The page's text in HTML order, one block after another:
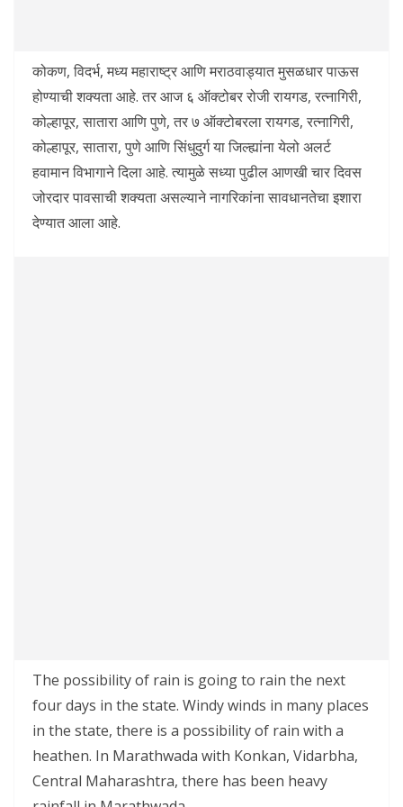
कोकण, विदर्भ, मध्य महाराष्ट्र आणि मराठवाड्यात मुसळधार पाऊस
होण्याची शक्यता आहे. तर आज ६ ऑक्टोबर रोजी रायगड, रत्नागिरी,
कोल्हापूर, सातारा आणि पुणे, तर ७ ऑक्टोबरला रायगड, रत्नागिरी,
कोल्हापूर, सातारा, पुणे आणि सिंधुदुर्ग या जिल्ह्यांना येलो अलर्ट
हवामान विभागाने दिला आहे. त्यामुळे सध्या पुढील आणखी चार दिवस
जोरदार पावसाची शक्यता असल्याने नागरिकांना सावधानतेचा इशारा
देण्यात आला आहे.
The possibility of rain is going to rain the next
four days in the state. Windy winds in many places
in the state, there is a possibility of rain with a
heathen. In Marathwada with Konkan, Vidarbha,
Central Maharashtra, there has been heavy